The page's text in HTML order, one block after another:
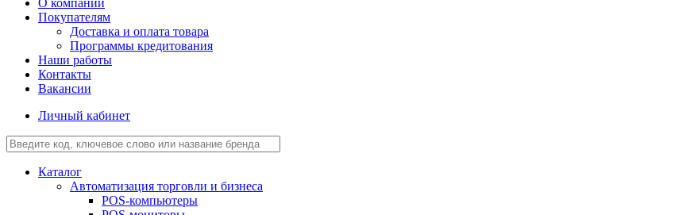
О компании
Покупателям
Доставка и оплата товара
Программы кредитования
Наши работы
Контакты
Вакансии
Личный кабинет
Каталог
Автоматизация торговли и бизнеса
POS-компьютеры